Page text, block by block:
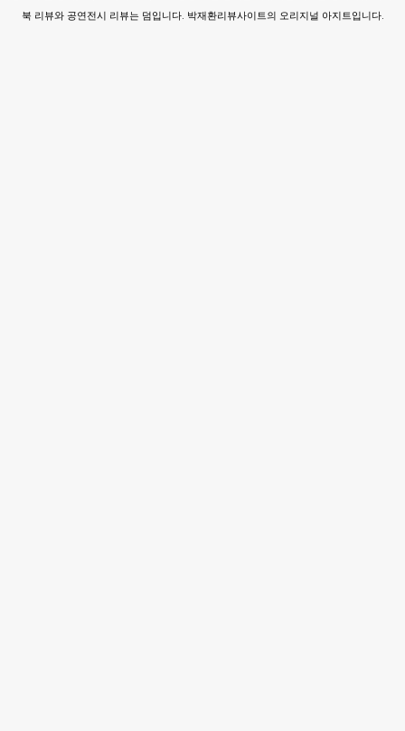
북 리뷰와 공연전시 리뷰는 덤입니다. 박재환리뷰사이트의 오리지널 아지트입니다.